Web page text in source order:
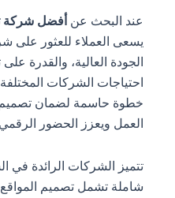
عند البحث عنأفضل شركة
يسعى العملاء للعثور على
الجودة العالية، والقدرة
احتياجات الشركات المختلفة.
خطوة حاسمة لضمان تصميم
العمل ويعزز الحضور الرقمي.
تتميز الشركات الرائدة في
شاملة تشمل تصميم المواقع